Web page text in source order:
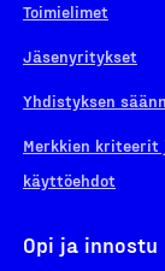
Toimielimet
Jäsenyritykset
Yhdistyksen
Merkkien kriteerit
käyttöehdot
Opi ja innostu